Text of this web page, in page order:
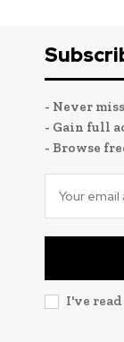
- Never
- Gain full
- Browse
I've